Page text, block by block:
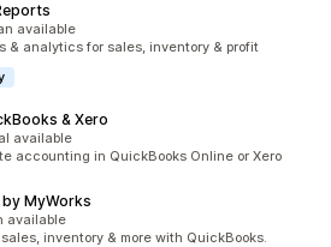
件available
& analytics for sales, inventory & profit
& Xero
件available
accounting in QuickBooks Online or Xero
MyWorks
available
inventory & more with QuickBooks.